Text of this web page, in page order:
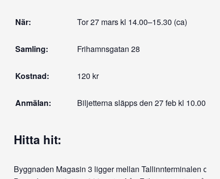
När: Tor 27 mars kl 14.00–15.30 (ca)
Samling: Frihamnsgatan 28
Kostnad: 120 kr
Anmälan: Biljetterna släpps den 27 feb kl 10.00
Hitta hit:
Byggnaden Magasin 3 ligger mellan Tallinnterminalen och